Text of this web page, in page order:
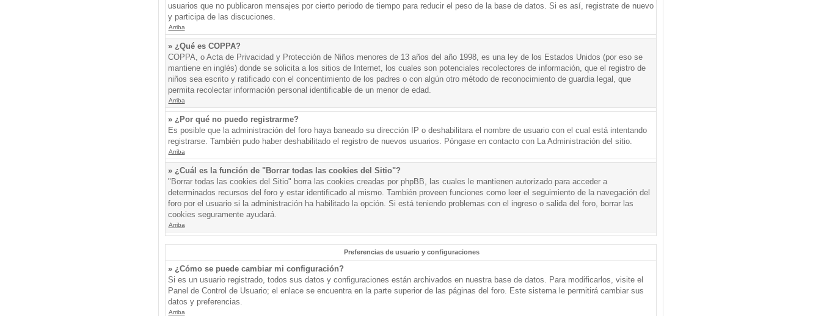
usuarios que no publicaron mensajes por cierto periodo de tiempo para reducir el peso de la base de datos. Si es así, registrate de nuevo
y participa de las discuciones.
Arriba
» ¿Qué es COPPA?
COPPA, o Acta de Privacidad y Protección de Niños menores de 13 años del año 1998, es una ley de los Estados Unidos (por eso se
mantiene en inglés) donde se solicita a los sitios de Internet, los cuales son potenciales recolectores de información, que el registro de
niños sea escrito y ratificado con el concentimiento de los padres o con algún otro método de reconocimiento de guardia legal, que
permita recolectar información personal identificable de un menor de edad.
Arriba
» ¿Por qué no puedo registrarme?
Es posible que la administración del foro haya baneado su dirección IP o deshabilitara el nombre de usuario con el cual está intentando
registrarse. También pudo haber deshabilitado el registro de nuevos usuarios. Póngase en contacto con La Administración del sitio.
Arriba
» ¿Cuál es la función de "Borrar todas las cookies del Sitio"?
"Borrar todas las cookies del Sitio" borra las cookies creadas por phpBB, las cuales le mantienen autorizado para acceder a
determinados recursos del foro y estar identificado al mismo. También proveen funciones como leer el seguimiento de la navegación del
foro por el usuario si la administración ha habilitado la opción. Si está teniendo problemas con el ingreso o salida del foro, borrar las
cookies seguramente ayudará.
Arriba
Preferencias de usuario y configuraciones
» ¿Cómo se puede cambiar mi configuración?
Si es un usuario registrado, todos sus datos y configuraciones están archivados en nuestra base de datos. Para modificarlos, visite el
Panel de Control de Usuario; el enlace se encuentra en la parte superior de las páginas del foro. Este sistema le permitirá cambiar sus
datos y preferencias.
Arriba